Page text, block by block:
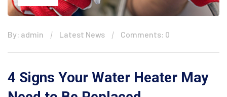
By: admin Latest News Comments: 0
4 Signs Your Water Heater May